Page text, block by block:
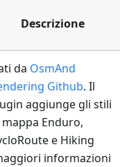
Descrizione
da OsmAnd
Github. Il
aggiunge gli stili
Enduro,
e Hiking
informazioni